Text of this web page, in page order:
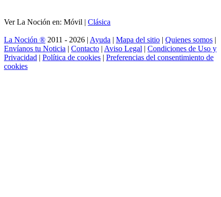
Ver La Noción en: Móvil | Clásica
La Noción ® 2011 - 2026 | Ayuda | Mapa del sitio | Quienes somos |
Envíanos tu Noticia | Contacto | Aviso Legal | Condiciones de Uso y
Privacidad | Política de cookies | Preferencias del consentimiento de
cookies